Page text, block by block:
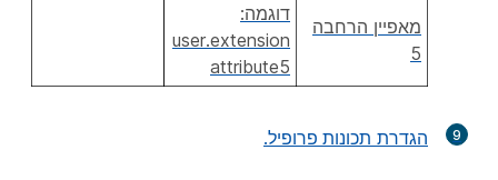
מאפיין הרחבה
5
דוגמה:
user.extension
attribute5
9 הגדרת תכונות פרופיל.